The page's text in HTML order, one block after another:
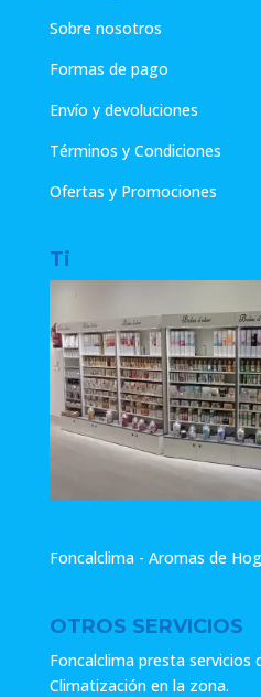
Sobre nosotros
Formas de pago
Envío y devoluciones
Términos y Condiciones
Ofertas y Promociones
Ti
Foncalclima - Aromas de
OTROS SERVICIOS
Foncalclima presta servicios
Climatización en la zona.